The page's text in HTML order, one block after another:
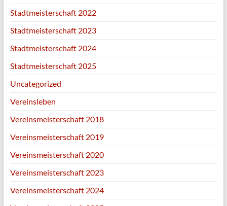
Stadtmeisterschaft 2022
Stadtmeisterschaft 2023
Stadtmeisterschaft 2024
Stadtmeisterschaft 2025
Uncategorized
Vereinsleben
Vereinsmeisterschaft 2018
Vereinsmeisterschaft 2019
Vereinsmeisterschaft 2020
Vereinsmeisterschaft 2023
Vereinsmeisterschaft 2024